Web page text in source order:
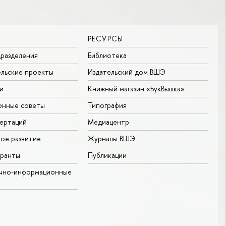
проекты
советы
развитие
информационные
РЕСУРСЫ
Библиотека
Издательский дом ВШЭ
Книжный магазин «БукВышка»
Типография
Медиацентр
Журналы ВШЭ
Публикации